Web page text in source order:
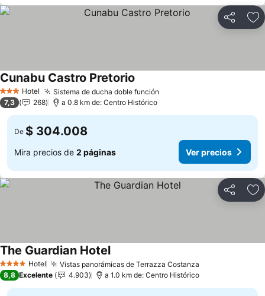
Compartir
3 Estrellas
Hotel Sistema de ducha doble función
Cunabu Castro Pretorio
7,3 268 a 0.8 km de: Centro Histórico
De $ 304.008
Mira precios de 2 páginas Ver precios
Compartir
4 EstrellasHotel Vistas panorámicas de Terrazza Costanza
The Guardian Hotel
8,8 Excelente 4.903 a 1.0 km de: Centro Histórico